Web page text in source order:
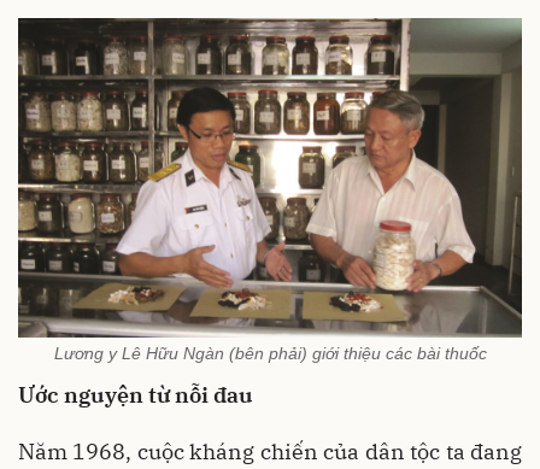
Lương y Lê Hữu Ngàn (bên phải) giới thiệu các bài thuốc
Ước nguyện từ nỗi đau
Năm 1968, cuộc kháng chiến của dân tộc ta đang